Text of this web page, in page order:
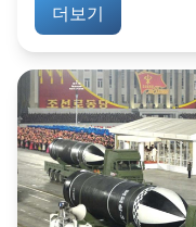
더보기